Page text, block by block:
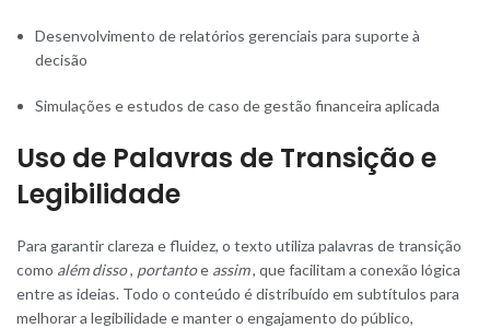
Desenvolvimento de relatórios gerenciais para suporte à
decisão
Simulações e estudos de caso de gestão financeira aplicada
Uso de Palavras de Transição e
Legibilidade
Para garantir clareza e fluidez, o texto utiliza palavras de transição
como além disso, portantoe assim, que facilitam a conexão lógica
entre as ideias. Todo o conteúdo é distribuído em subtítulos para
melhorar a legibilidade e manter o engajamento do público,